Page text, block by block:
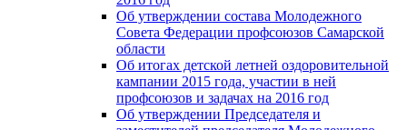
Об утверждении состава Молодежного
Совета Федерации профсоюзов Самарской
области
Об итогах детской летней оздоровительной
кампании 2015 года, участии в ней
профсоюзов и задачах на 2016 год
Об утверждении Председателя и